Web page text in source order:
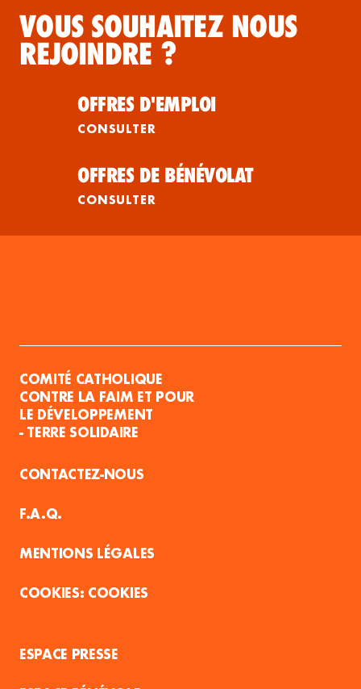
VOUS SOUHAITEZ NOUS
REJOINDRE ?
OFFRES D'EMPLOI
CONSULTER
OFFRES DE BÉNÉVOLAT
CONSULTER
COMITÉ CATHOLIQUE
CONTRE LA FAIM ET POUR
LE DÉVELOPPEMENT
- TERRE SOLIDAIRE
CONTACTEZ-NOUS
F.A.Q.
MENTIONS LÉGALES
COOKIES
ESPACE PRESSE